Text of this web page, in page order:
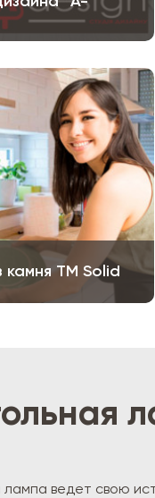
камня ТМ Solid
лампа ведет свою